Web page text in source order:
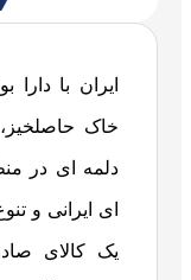
ایران با
خاک
دلمه ای در
ای ایرانی و
یک کالای